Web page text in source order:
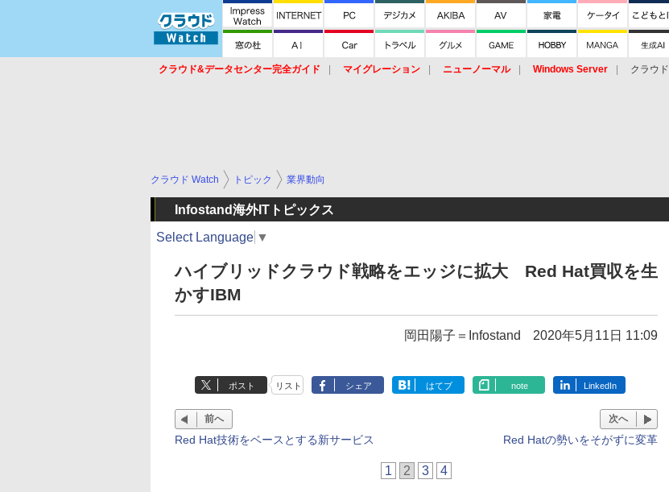
クラウド&データセンター完全ガイド マイグレーション ニューノーマル Windows Server クラウド
クラウド Watch トピック 業界動向
Infostand海外ITトピックス
Select Language ▼
ハイブリッドクラウド戦略をエッジに拡大 Red Hat買収を生
かすIBM
岡田陽子＝Infostand 2020年5月11日 11:09
ポスト リスト シェア はてブ note LinkedIn
前へ
Red Hat技術をベースとする新サービス
次へ
Red Hatの勢いをそがずに変革
1 2 3 4